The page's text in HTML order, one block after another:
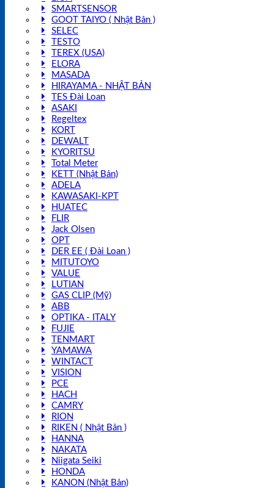
SMARTSENSOR
GOOT TAIYO ( Nhật Bản )
SELEC
TESTO
TEREX (USA)
ELORA
MASADA
HIRAYAMA - NHẬT BẢN
TES Đài Loan
ASAKI
Regeltex
KORT
DEWALT
KYORITSU
Total Meter
KETT (Nhật Bản)
ADELA
KAWASAKI-KPT
HUATEC
FLIR
Jack Olsen
OPT
DER EE ( Đài Loan )
MITUTOYO
VALUE
LUTIAN
GAS CLIP (Mỹ)
ABB
OPTIKA - ITALY
FUJIE
TENMART
YAMAWA
WINTACT
VISION
PCE
HACH
CAMRY
RION
RIKEN ( Nhật Bản )
HANNA
NAKATA
Niigata Seiki
HONDA
KANON (Nhật Bản)